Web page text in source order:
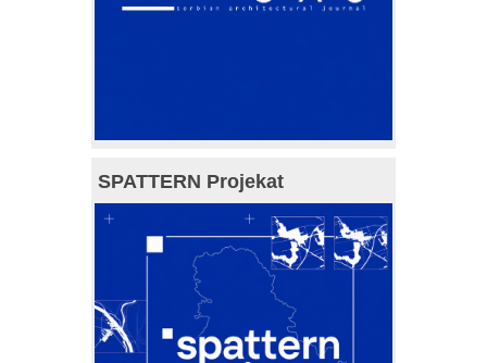
SPATTERN Projekat